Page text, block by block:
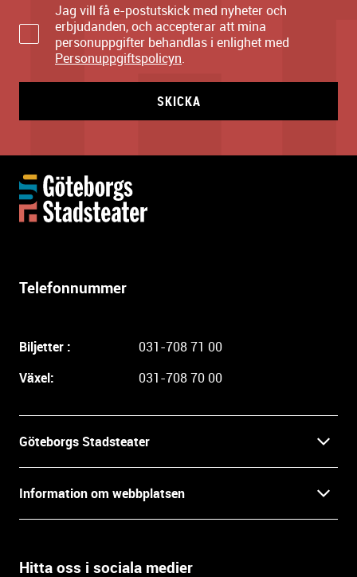
Jag vill få e-postutskick med nyheter och
erbjudanden, och accepterar att mina
personuppgifter behandlas i enlighet med
Personuppgiftspolicyn.
SKICKA
Telefonnummer
Biljetter :
031-708 71 00
Växel:
031-708 70 00
Göteborgs Stadsteater
Press
Öppettider
Information om webbplatsen
Hitta oss i sociala medier